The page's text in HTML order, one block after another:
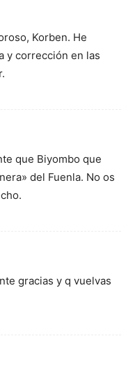
Korben. He
y corrección en las
que Biyombo que
del Fuenla. No os
gracias y q vuelvas